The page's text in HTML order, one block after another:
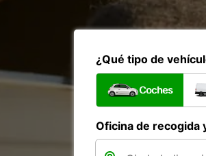
¿Qué tipo de
Coches
Oficina de recogida